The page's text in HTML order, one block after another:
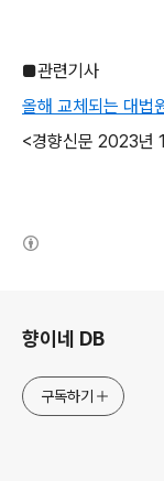
■관련기사
올해 교체되는 대법
<경향신문 2023년
향이네 DB
구독하기